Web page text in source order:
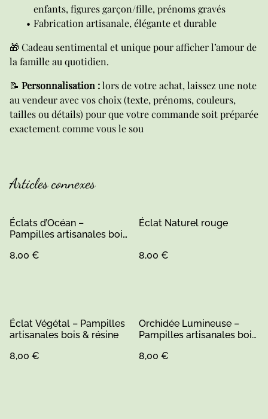
enfants, figures garçon/fille, prénoms gravés
Fabrication artisanale, élégante et durable
🎁 Cadeau sentimental et unique pour afficher l’amour de
la famille au quotidien.
📝 Personnalisation :lors de votre achat, laissez une note
au vendeur avec vos choix (texte, prénoms, couleurs,
tailles ou détails) pour que votre commande soit préparée
exactement comme vous le sou
Articles connexes
Éclats d’Océan –
Pampilles artisanales bois
8,00 €
Éclat Naturel rouge
8,00 €
Éclat Végétal – Pampilles
artisanales bois & résine
8,00 €
Orchidée Lumineuse –
Pampilles artisanales bois
8,00 €